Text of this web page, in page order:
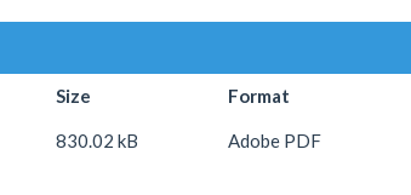
Size Format
830.02 kB Adobe PDF